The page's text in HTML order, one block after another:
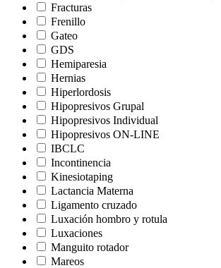
Fracturas
Frenillo
Gateo
GDS
Hemiparesia
Hernias
Hiperlordosis
Hipopresivos Grupal
Hipopresivos Individual
Hipopresivos ON-LINE
IBCLC
Incontinencia
Kinesiotaping
Lactancia Materna
Ligamento cruzado
Luxación hombro y rotula
Luxaciones
Manguito rotador
Mareos